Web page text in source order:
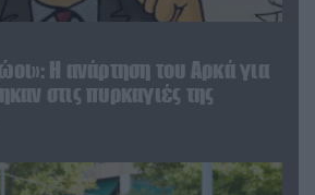
Η ανάρτηση του Αρκά για
στις πυρκαγιές της